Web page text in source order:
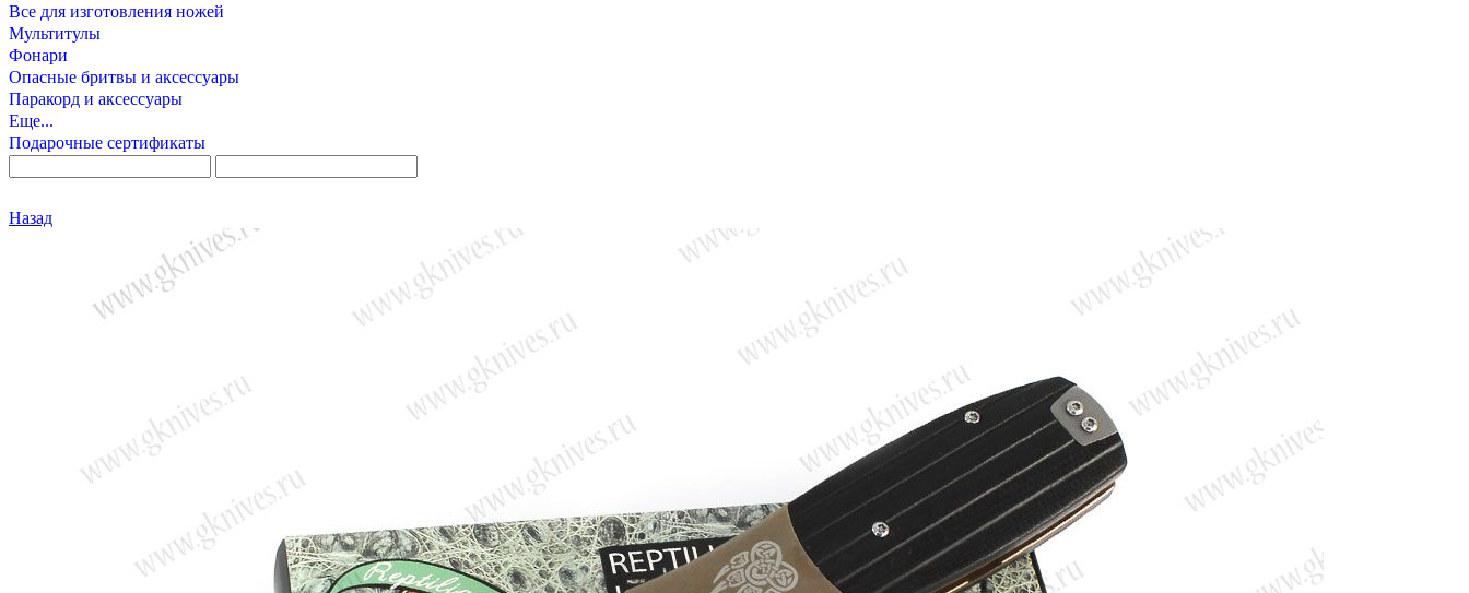
Все для изготовления ножей
Мультитулы
Фонари
Опасные бритвы и аксессуары
Паракорд и аксессуары
Еще...
Подарочные сертификаты
Назад